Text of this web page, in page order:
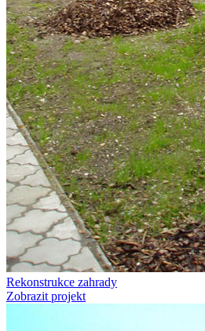
Rekonstrukce zahrady
Zobrazit projekt